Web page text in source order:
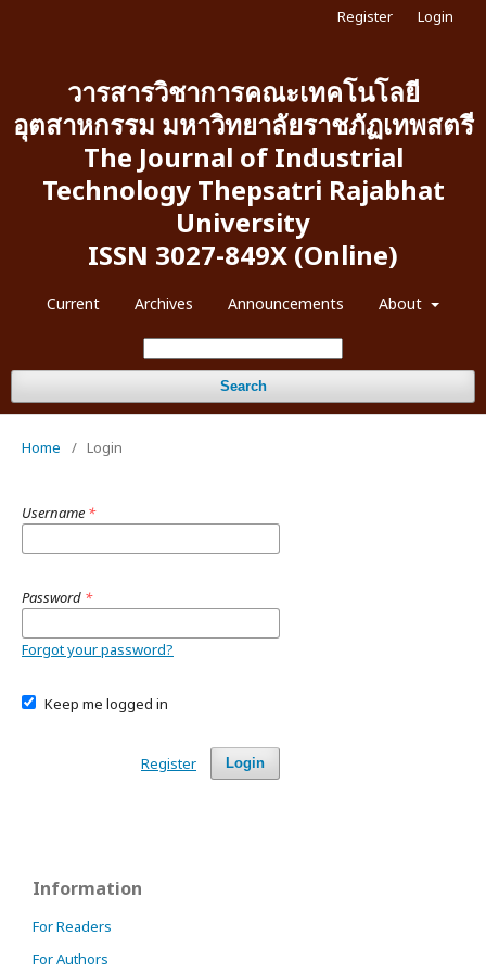
วารสารวิชาการคณะเทคโนโลยี
อุตสาหกรรม มหาวิทยาลัยราชภัฏเทพสตรี
The Journal of Industrial
Technology Thepsatri Rajabhat
University
ISSN 3027-849X (Online)
Current Archives Announcements About
Search
Register Login
Home / Login
Username *
Password *
Forgot your password?
Keep me logged in
Login
Register
Information
For Readers
For Authors